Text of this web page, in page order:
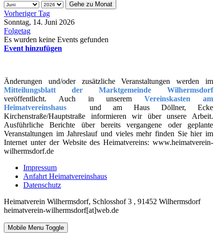
Gehe zu Monat
Vorheriger Tag
Sonntag, 14. Juni 2026
Folgetag
Es wurden keine Events gefunden
Event hinzufügen
Änderungen und/oder zusätzliche Veranstaltungen werden im
Mitteilungsblatt der Marktgemeinde Wilhermsdorf
veröffentlicht. Auch in unseremVereinskasten am
Heimatvereinshaus
und am Haus Döllner, Ecke
Kirchenstraße/Hauptstraße informieren wir über unsere Arbeit.
Ausführliche Berichte über bereits vergangene oder geplante
Veranstaltungen im Jahreslauf und vieles mehr finden Sie hier im
Internet unter der Website des Heimatvereins: www.heimatverein-
wilhermsdorf.de
Impressum
Anfahrt Heimatvereinshaus
Datenschutz
Heimatverein Wilhermsdorf, Schlosshof 3 , 91452 Wilhermsdorf
heimatverein-wilhermsdorf[at]web.de
Mobile Menu Toggle